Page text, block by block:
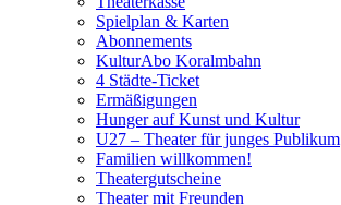
Spielplan & Karten
Abonnements
KulturAbo Koralmbahn
4 Städte-Ticket
Ermäßigungen
Hunger auf Kunst und Kultur
U27 – Theater für junges Publikum
Familien willkommen!
Theatergutscheine
Theater mit Freunden